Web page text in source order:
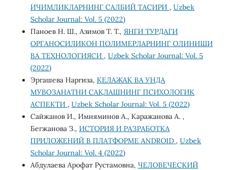
ИЧИМЛИКЛАРНИНГ САЛБИЙ ТАСИРИ , Uzbek
Scholar Journal: Vol. 5 (2022)
Паноев Н. Ш., Азимов Т. Т., ЯНГИ ТУРДАГИ
ОРГАНОСИЛИКОН ПОЛИМЕРЛАРНИНГ ОЛИНИШИ
ВА ТЕХНОЛОГИЯСИ , Uzbek Scholar Journal: Vol. 5
(2022)
Эргашева Наргиза, КЕЛАЖАК ВА УНДА
МУВОЗАНАТНИ САҚЛАШНИНГ ПСИХОЛОГИК
АСПЕКТИ , Uzbek Scholar Journal: Vol. 5 (2022)
Сайжанов И., Имняминов А., Каражанова А. ,
Бегжанова З., ИСТОРИЯ И РАЗРАБОТКА
ПРИЛОЖЕНИЙ В ПЛАТФОРМЕ ANDROID , Uzbek
Scholar Journal: Vol. 4 (2022)
Абдулаева Арофат Рустамовна, ЧЕЛОВЕЧЕСКИЙ